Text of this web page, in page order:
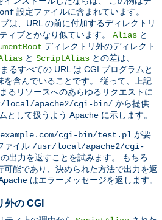
設定ファイルに含まれています。
は、URL の前に付加するディレクトリ
ィブとかなり似ています。 Alias と
ディレクトリ外のディレクト
と ScriptAlias との差は、
るすべての URL は CGI プログラムと
を含んでいることです。 従って、上記
るリソースへのあらゆるリクエストに
local/apache2/cgi-bin/ から提供
として扱うよう Apache に示します。
cgi-bin/test.pl が要
ァイル /usr/local/apache2/cgi-
出力を返すことを試みます。 もちろ
可能であり、決められた方法で出力を返
はエラーメッセージを返します。
の CGI